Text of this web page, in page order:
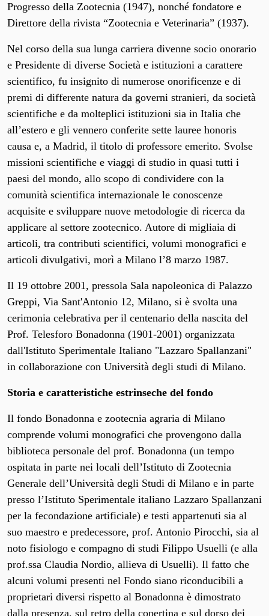
Progresso della Zootecnia (1947), nonché fondatore e
Direttore della rivista “Zootecnia e Veterinaria” (1937).
Nel corso della sua lunga carriera divenne socio onorario
e Presidente di diverse Società e istituzioni a carattere
scientifico, fu insignito di numerose onorificenze e di
premi di differente natura da governi stranieri, da società
scientifiche e da molteplici istituzioni sia in Italia che
all’estero e gli vennero conferite sette lauree honoris
causa e, a Madrid, il titolo di professore emerito. Svolse
missioni scientifiche e viaggi di studio in quasi tutti i
paesi del mondo, allo scopo di condividere con la
comunità scientifica internazionale le conoscenze
acquisite e sviluppare nuove metodologie di ricerca da
applicare al settore zootecnico. Autore di migliaia di
articoli, tra contributi scientifici, volumi monografici e
articoli divulgativi, morì a Milano l’8 marzo 1987.
Il 19 ottobre 2001, pressola Sala napoleonica di Palazzo
Greppi, Via Sant'Antonio 12, Milano, si è svolta una
cerimonia celebrativa per il centenario della nascita del
Prof. Telesforo Bonadonna (1901-2001) organizzata
dall'Istituto Sperimentale Italiano "Lazzaro Spallanzani"
in collaborazione con Università degli studi di Milano.
Storia e caratteristiche estrinseche del fondo
Il fondo Bonadonna e zootecnia agraria di Milano
comprende volumi monografici che provengono dalla
biblioteca personale del prof. Bonadonna (un tempo
ospitata in parte nei locali dell’Istituto di Zootecnia
Generale dell’Università degli Studi di Milano e in parte
presso l’Istituto Sperimentale italiano Lazzaro Spallanzani
per la fecondazione artificiale) e testi appartenuti sia al
suo maestro e predecessore, prof. Antonio Pirocchi, sia al
noto fisiologo e compagno di studi Filippo Usuelli (e alla
prof.ssa Claudia Nordio, allieva di Usuelli). Il fatto che
alcuni volumi presenti nel Fondo siano riconducibili a
proprietari diversi rispetto al Bonadonna è dimostrato
dalla presenza, sul retro della copertina e sul dorso dei